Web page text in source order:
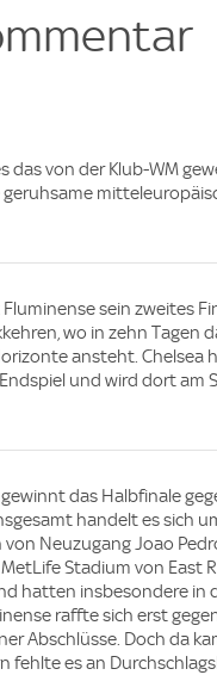
das von der Klub-WM
sein zweites
wo in zehn Tagen
ansteht. Chelsea
und wird dort am
gewinnt das Halbfinale
handelt es sich
Neuzugang Joao
Stadium von East
hatten insbesondere in
raffte sich erst
Abschlüsse. Doch da
fehlte es an